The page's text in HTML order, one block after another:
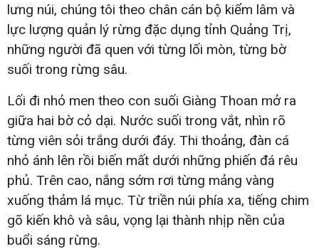
lưng núi, chúng tôi theo chân cán bộ kiểm lâm và
lực lượng quản lý rừng đặc dụng tỉnh Quảng Trị,
những người đã quen với từng lối mòn, từng bờ
suối trong rừng sâu.
Lối đi nhỏ men theo con suối Giàng Thoan mở ra
giữa hai bờ cỏ dại. Nước suối trong vắt, nhìn rõ
từng viên sỏi trắng dưới đáy. Thi thoảng, đàn cá
nhỏ ánh lên rồi biến mất dưới những phiến đá rêu
phủ. Trên cao, nắng sớm rơi từng mảng vàng
xuống thảm lá mục. Từ triền núi phía xa, tiếng chim
gõ kiến khô và sâu, vọng lại thành nhịp nền của
buổi sáng rừng.